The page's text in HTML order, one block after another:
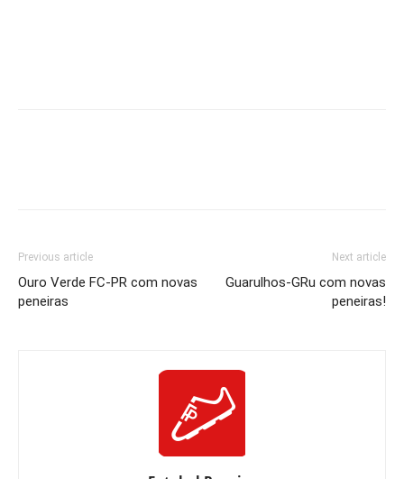
Previous article
Ouro Verde FC-PR com novas
peneiras
Next article
Guarulhos-GRu com novas
peneiras!